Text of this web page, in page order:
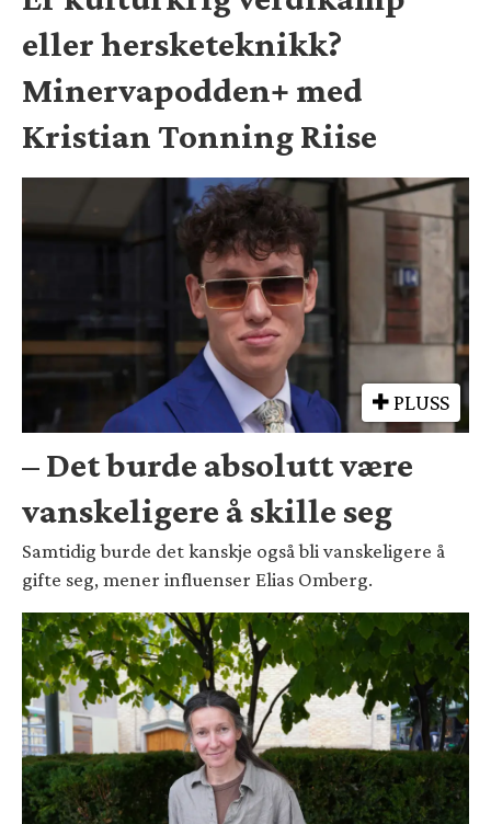
eller hersketeknikk?
Minervapodden+ med
Kristian Tonning Riise
PLUSS
– Det burde absolutt være
vanskeligere å skille seg
Samtidig burde det kanskje også bli vanskeligere å
gifte seg, mener influenser Elias Omberg.